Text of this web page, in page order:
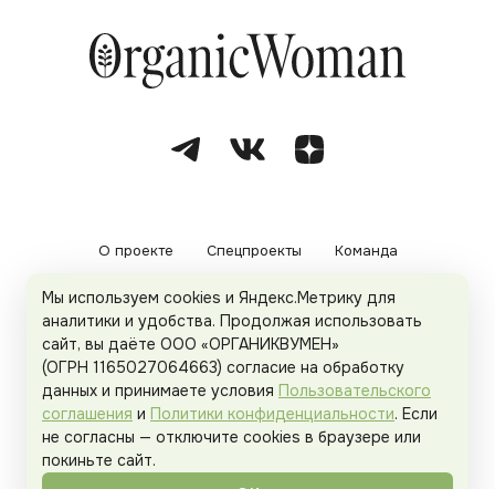
О проекте Спецпроекты Команда
Рекламодателям Политика конфиденциальности
Пользовательское соглашение
Organicwoman.ru . Все права защищены.
Мы используем cookies и Яндекс.Метрику для
аналитики и удобства. Продолжая использовать
сайт, вы даёте ООО «ОРГАНИКВУМЕН»
(ОГРН 1165027064663) согласие на обработку
данных и принимаете условия Пользовательского
соглашения и Политики конфиденциальности. Если
не согласны — отключите cookies в браузере или
покиньте сайт.